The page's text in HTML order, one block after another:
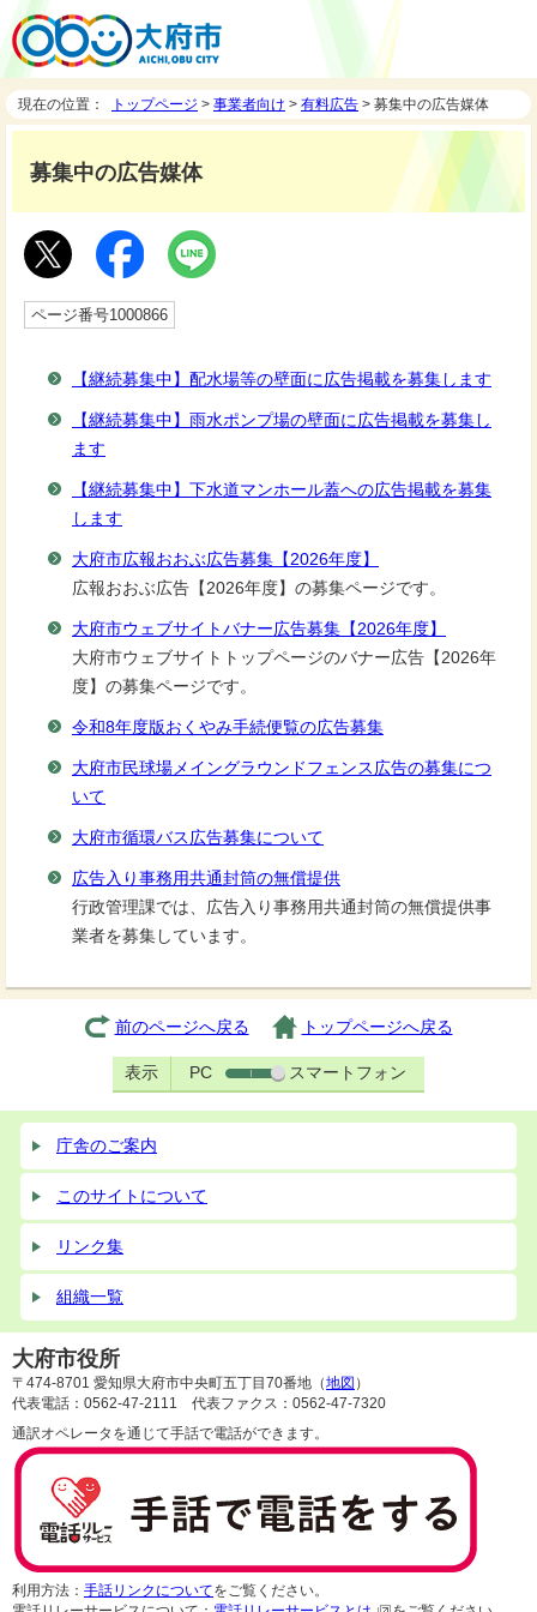
現在の位置： トップページ > 事業者向け > 有料広告 > 募集中の広告媒体
募集中の広告媒体
ページ番号1000866
【継続募集中】配水場等の壁面に広告掲載を募集します
【継続募集中】雨水ポンプ場の壁面に広告掲載を募集し
ます
【継続募集中】下水道マンホール蓋への広告掲載を募集
します
大府市広報おおぶ広告募集【2026年度】
広報おおぶ広告【2026年度】の募集ページです。
大府市ウェブサイトバナー広告募集【2026年度】
大府市ウェブサイトトップページのバナー広告【2026年
度】の募集ページです。
令和8年度版おくやみ手続便覧の広告募集
大府市民球場メイングラウンドフェンス広告の募集につ
いて
大府市循環バス広告募集について
広告入り事務用共通封筒の無償提供
行政管理課では、広告入り事務用共通封筒の無償提供事
業者を募集しています。
前のページへ戻る トップページへ戻る
表示 PC スマートフォン
庁舎のご案内
このサイトについて
リンク集
組織一覧
大府市役所
〒474-8701 愛知県大府市中央町五丁目70番地（地図 ）
代表電話：0562-47-2111 代表ファクス：0562-47-7320
通訳オペレータを通じて手話で電話ができます。
利用方法： 手話リンクについてをご覧ください。